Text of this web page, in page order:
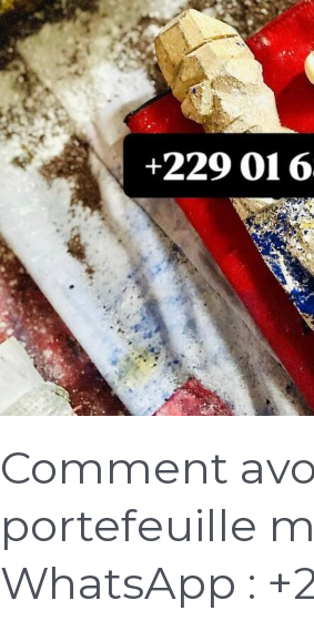
Comment
portefeuille
WhatsApp :